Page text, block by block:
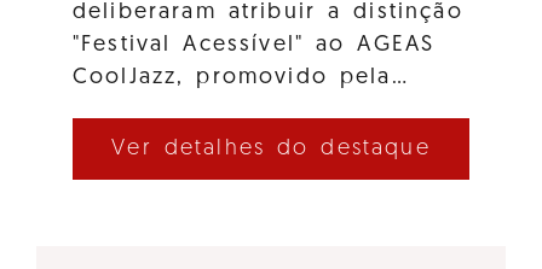
deliberaram atribuir a distinção
"Festival Acessível" ao AGEAS
CoolJazz, promovido pela…
Ver detalhes do destaque